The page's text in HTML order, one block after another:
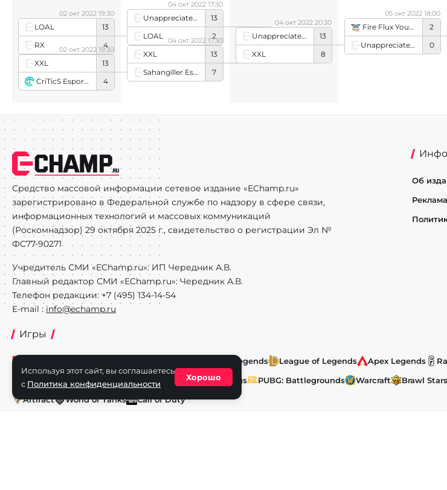
LOAL
13
RX
4
02 окт 2022 19:30
XXL
13
CriTicS Esports
4
02 окт 2022 19:30
Unappreciated5
13
LOAL
2
04 окт 2022 17:30
XXL
13
Sahangiller Esports
7
04 окт 2022 17:30 Unappreciated5
13
XXL
8
04 окт 2022 20:30 Fire Flux Young
2
Unappreciated5
0
05 окт 2022 18:00
Средство массовой информации сетевое издание «EChamp.ru»
зарегистрировано в Федеральной службе по надзору в сфере связи,
информационных технологий и массовых коммуникаций
(Роскомнадзор) 29 октября 2025 г., свидетельство о регистрации Эл №
ФС77-90271
Учредитель СМИ «EChamp.ru»: ИП Чередник А.В.
Главный редактор СМИ «EChamp.ru»: Чередник А.В.
Телефон редакции: +7 (495) 134-14-54
E-mail : info@echamp.ru
Об
Игры
Mobile Legends League of Legends Apex Legends
Super Smash Bros.
Honor of Kings PUBG: Battlegrounds Warcraft Brawl Stars
Artifact
World of Tanks Call of Duty
Используя этот сайт, вы соглашаетесь
с Политика конфиденциальности
Хорошо